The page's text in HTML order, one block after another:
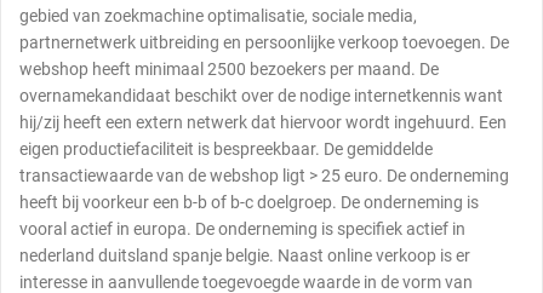
gebied van zoekmachine optimalisatie, sociale media,
partnernetwerk uitbreiding en persoonlijke verkoop toevoegen. De
webshop heeft minimaal 2500 bezoekers per maand. De
overnamekandidaat beschikt over de nodige internetkennis want
hij/zij heeft een extern netwerk dat hiervoor wordt ingehuurd. Een
eigen productiefaciliteit is bespreekbaar. De gemiddelde
transactiewaarde van de webshop ligt > 25 euro. De onderneming
heeft bij voorkeur een b-b of b-c doelgroep. De onderneming is
vooral actief in europa. De onderneming is specifiek actief in
nederland duitsland spanje belgie. Naast online verkoop is er
interesse in aanvullende toegevoegde waarde in de vorm van